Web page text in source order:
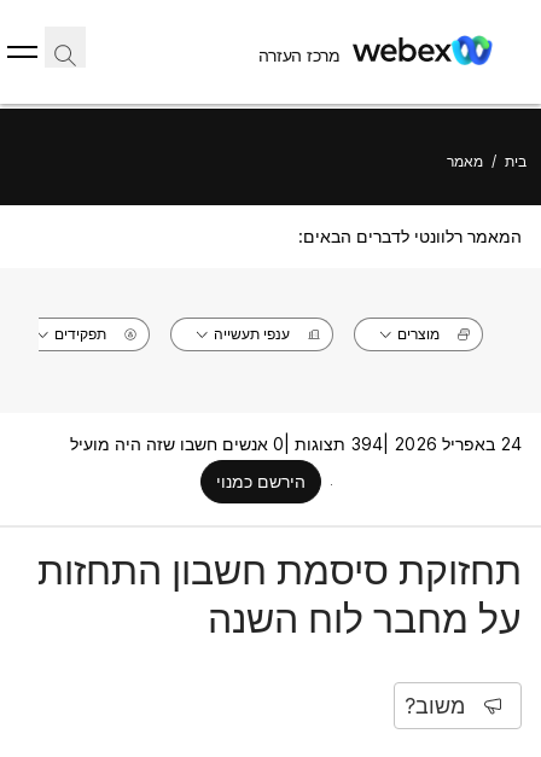
מרכז העזרה
בית / מאמר
המאמר רלוונטי לדברים הבאים:
מוצרים ענפי תעשייה תפקידים
24 באפריל 2026 | 394 תצוגות |
0 אנשים חשבו שזה היה מועיל
הירשם כמנוי
תחזוקת סיסמת חשבון התחזות
על מחבר לוח השנה
משוב?